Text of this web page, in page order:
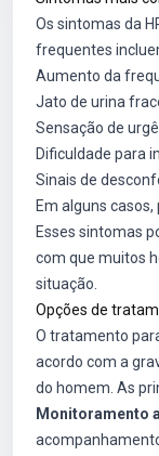
Os sintomas da
frequentes
Aumento da
Jato de urina
Sensação de
Dificuldade para
Sinais de
Em alguns
Esses sintomas
com que muitos
situação.
Opções de
O tratamento
acordo com a
do homem. As
Monitoramento